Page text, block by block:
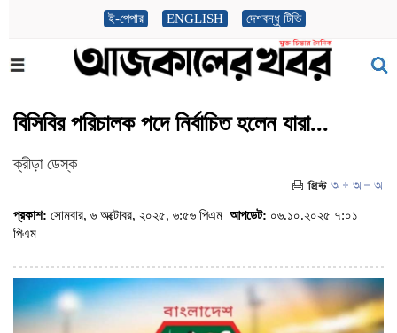
ই-পেপার ENGLISH দেশবন্ধু টিভি
বিসিবির পরিচালক পদে নির্বাচিত হলেন যারা...
ক্রীড়া ডেস্ক
প্রকাশ: সোমবার, ৬ অক্টোবর, ২০২৫, ৬:৫৬ পিএম আপডেট: ০৬.১০.২০২৫ ৭:০১
পিএম